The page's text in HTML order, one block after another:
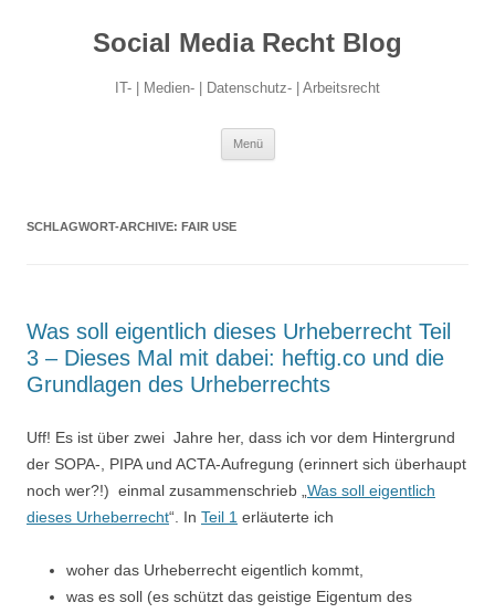
Social Media Recht Blog
IT- | Medien- | Datenschutz- | Arbeitsrecht
Menü
SCHLAGWORT-ARCHIVE: FAIR USE
Was soll eigentlich dieses Urheberrecht Teil
3 – Dieses Mal mit dabei: heftig.co und die
Grundlagen des Urheberrechts
Uff! Es ist über zwei Jahre her, dass ich vor dem Hintergrund
der SOPA-, PIPA und ACTA-Aufregung (erinnert sich überhaupt
noch wer?!) einmal zusammenschrieb „ Was soll eigentlich
dieses Urheberrecht“. In Teil 1 erläuterte ich
woher das Urheberrecht eigentlich kommt,
was es soll (es schützt das geistige Eigentum des